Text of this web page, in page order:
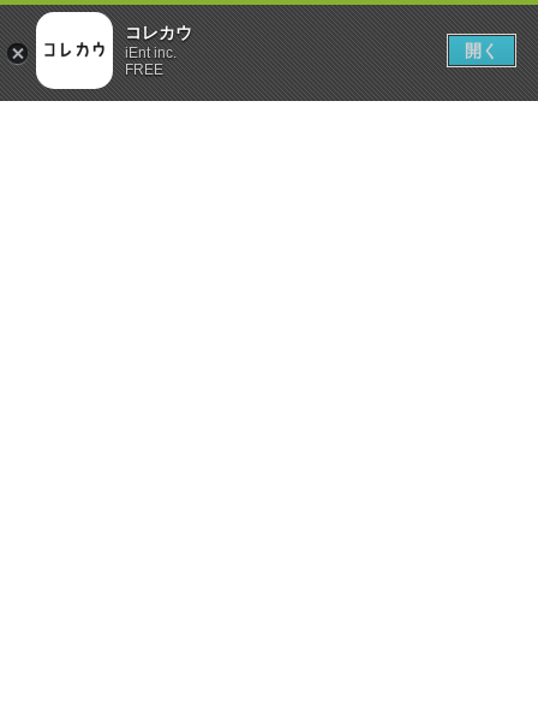
コレカウ
iEnt inc.
FREE
開く